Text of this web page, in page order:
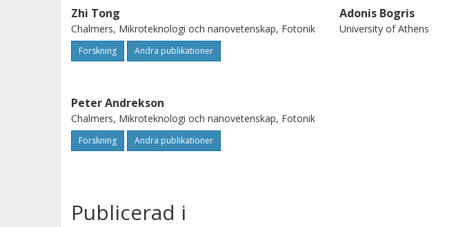
Zhi Tong
Chalmers, Mikroteknologi och nanovetenskap, Fotonik
Forskning Andra publikationer
Adonis Bogris
University of Athens
Peter Andrekson
Chalmers, Mikroteknologi och nanovetenskap, Fotonik
Forskning Andra publikationer
Publicerad i